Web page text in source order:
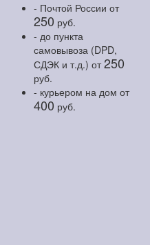
- Почтой России от
250 руб.
- до пункта
самовывоза (DPD,
СДЭК и т.д.) от250
руб.
- курьером на дом от
400 руб.